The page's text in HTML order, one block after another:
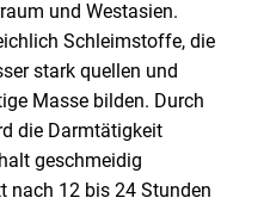
und Westasien.
Schleimstoffe, die
stark quellen und
Masse bilden. Durch
die Darmtätigkeit
geschmeidig
nach 12 bis 24 Stunden